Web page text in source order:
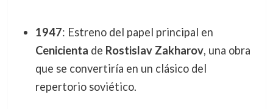
1947: Estreno del papel principal en
Cenicienta de Rostislav Zakharov, una obra
que se convertiría en un clásico del
repertorio soviético.